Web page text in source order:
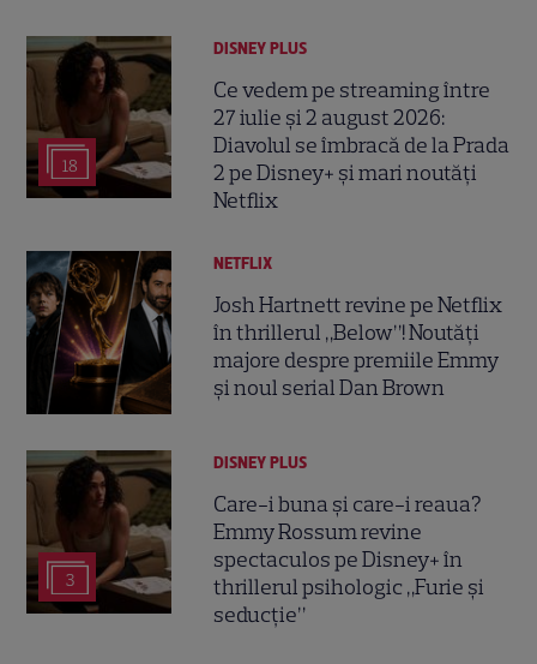
18
DISNEY PLUS
Ce vedem pe streaming între
27 iulie și 2 august 2026:
Diavolul se îmbracă de la Prada
2 pe Disney+ și mari noutăți
Netflix
NETFLIX
Josh Hartnett revine pe Netflix
în thrillerul „Below”! Noutăți
majore despre premiile Emmy
și noul serial Dan Brown
3
DISNEY PLUS
Care-i buna și care-i reaua?
Emmy Rossum revine
spectaculos pe Disney+ în
thrillerul psihologic „Furie și
seducție”